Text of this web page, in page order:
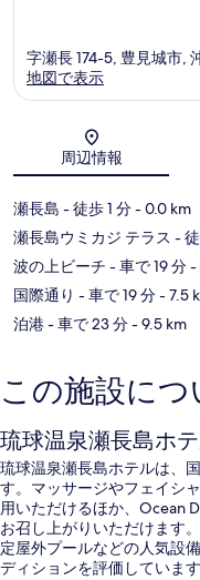
字瀬長 174-5, 豊見城市,
地図で表示
周辺情報
瀬長島 - 徒歩 1 分- 0.0 km
瀬長島ウミカジ テラス -
波の上ビーチ - 車で 19 分-
国際通り - 車で 19 分- 7.5
泊港- 車で 23 分- 9.5 km
この施設につ
琉球温泉瀬長島ホ
琉球温泉瀬長島ホテルは、
す。マッサージやフェイシ
用いただけるほか、Ocean
お召し上がりいただけます
定屋外プールなどの人気設
ディションを評価しています